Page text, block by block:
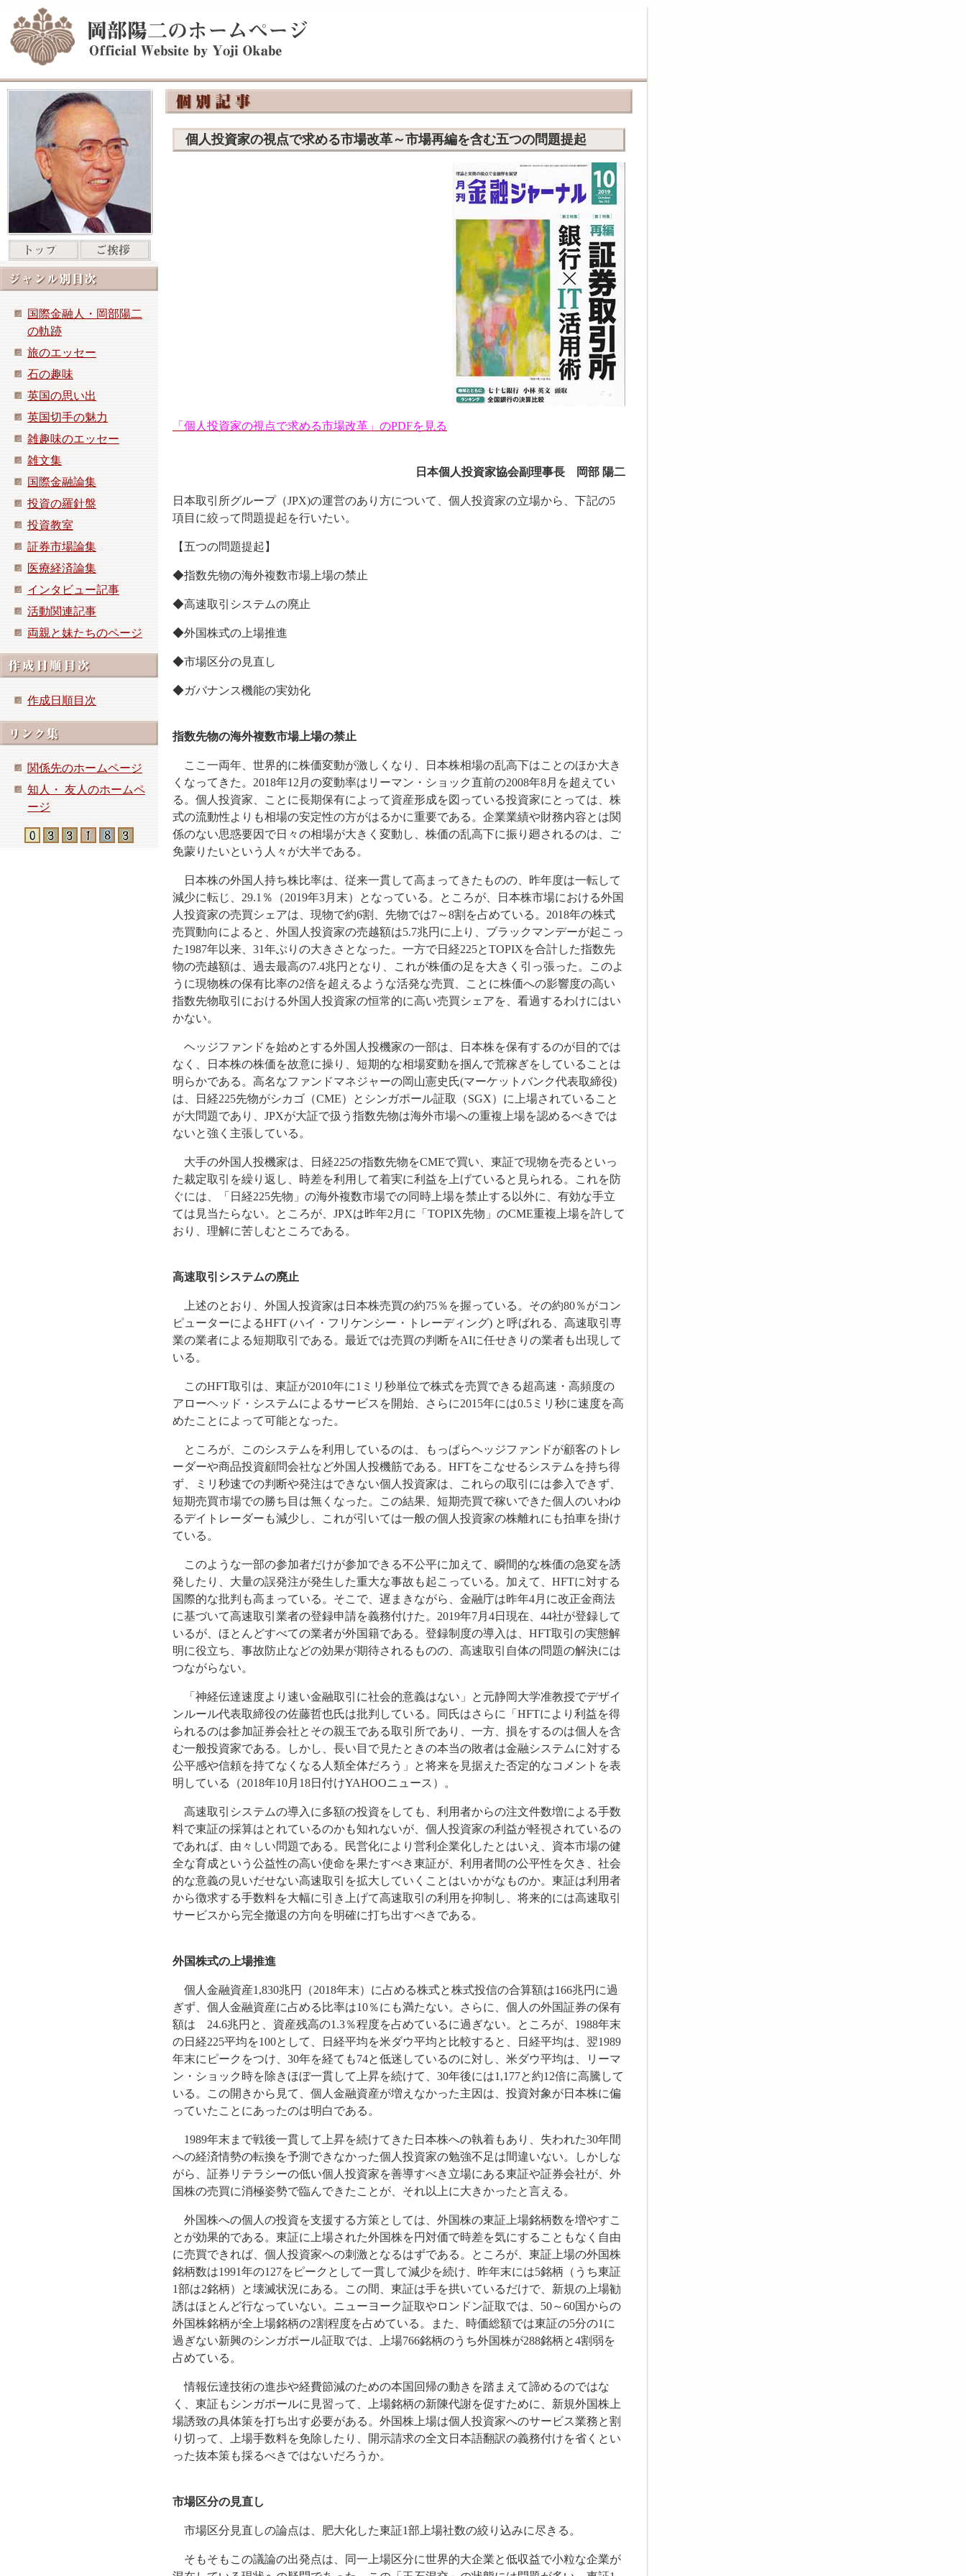
国際金融人・岡部陽二
の軌跡
旅のエッセー
石の趣味
英国の思い出
英国切手の魅力
雑趣味のエッセー
雑文集
国際金融論集
投資の羅針盤
投資教室
証券市場論集
医療経済論集
インタビュー記事
活動関連記事
両親と妹たちのページ
作成日順目次
関係先のホームページ
知人・ 友人のホームペ
ージ
個人投資家の視点で求める市場改革～市場再編を含む五つの問題提起
「個人投資家の視点で求める市場改革」のPDFを見る
日本個人投資家協会副理事長 岡部 陽二
日本取引所グループ（JPX)の運営のあり方について、個人投資家の立場から、下記の5
項目に絞って問題提起を行いたい。
【五つの問題提起】
◆指数先物の海外複数市場上場の禁止
◆高速取引システムの廃止
◆外国株式の上場推進
◆市場区分の見直し
◆ガバナンス機能の実効化
指数先物の海外複数市場上場の禁止
ここ一両年、世界的に株価変動が激しくなり、日本株相場の乱高下はことのほか大き
くなってきた。2018年12月の変動率はリーマン・ショック直前の2008年8月を超えてい
る。個人投資家、ことに長期保有によって資産形成を図っている投資家にとっては、株
式の流動性よりも相場の安定性の方がはるかに重要である。企業業績や財務内容とは関
係のない思惑要因で日々の相場が大きく変動し、株価の乱高下に振り廻されるのは、ご
免蒙りたいという人々が大半である。
日本株の外国人持ち株比率は、従来一貫して高まってきたものの、昨年度は一転して
減少に転じ、29.1％（2019年3月末）となっている。ところが、日本株市場における外国
人投資家の売買シェアは、現物で約6割、先物では7～8割を占めている。2018年の株式
売買動向によると、外国人投資家の売越額は5.7兆円に上り、ブラックマンデーが起こっ
た1987年以来、31年ぶりの大きさとなった。一方で日経225とTOPIXを合計した指数先
物の売越額は、過去最高の7.4兆円となり、これが株価の足を大きく引っ張った。このよ
うに現物株の保有比率の2倍を超えるような活発な売買、ことに株価への影響度の高い
指数先物取引における外国人投資家の恒常的に高い売買シェアを、看過するわけにはい
かない。
ヘッジファンドを始めとする外国人投機家の一部は、日本株を保有するのが目的では
なく、日本株の株価を故意に操り、短期的な相場変動を掴んで荒稼ぎをしていることは
明らかである。高名なファンドマネジャーの岡山憲史氏(マーケットバンク代表取締役)
は、日経225先物がシカゴ（CME）とシンガポール証取（SGX）に上場されていること
が大問題であり、JPXが大証で扱う指数先物は海外市場への重複上場を認めるべきでは
ないと強く主張している。
大手の外国人投機家は、日経225の指数先物をCMEで買い、東証で現物を売るといっ
た裁定取引を繰り返し、時差を利用して着実に利益を上げていると見られる。これを防
ぐには、「日経225先物」の海外複数市場での同時上場を禁止する以外に、有効な手立
ては見当たらない。ところが、JPXは昨年2月に「TOPIX先物」のCME重複上場を許して
おり、理解に苦しむところである。
高速取引システムの廃止
上述のとおり、外国人投資家は日本株売買の約75％を握っている。その約80％がコン
ピューターによるHFT (ハイ・フリケンシー・トレーディング) と呼ばれる、高速取引専
業の業者による短期取引である。最近では売買の判断をAIに任せきりの業者も出現して
いる。
このHFT取引は、東証が2010年に1ミリ秒単位で株式を売買できる超高速・高頻度の
アローヘッド・システムによるサービスを開始、さらに2015年には0.5ミリ秒に速度を高
めたことによって可能となった。
ところが、このシステムを利用しているのは、もっぱらヘッジファンドが顧客のトレ
ーダーや商品投資顧問会社など外国人投機筋である。HFTをこなせるシステムを持ち得
ず、ミリ秒速での判断や発注はできない個人投資家は、これらの取引には参入できず、
短期売買市場での勝ち目は無くなった。この結果、短期売買で稼いできた個人のいわゆ
るデイトレーダーも減少し、これが引いては一般の個人投資家の株離れにも拍車を掛け
ている。
このような一部の参加者だけが参加できる不公平に加えて、瞬間的な株価の急変を誘
発したり、大量の誤発注が発生した重大な事故も起こっている。加えて、HFTに対する
国際的な批判も高まっている。そこで、遅まきながら、金融庁は昨年4月に改正金商法
に基づいて高速取引業者の登録申請を義務付けた。2019年7月4日現在、44社が登録して
いるが、ほとんどすべての業者が外国籍である。登録制度の導入は、HFT取引の実態解
明に役立ち、事故防止などの効果が期待されるものの、高速取引自体の問題の解決には
つながらない。
「神経伝達速度より速い金融取引に社会的意義はない」と元静岡大学准教授でデザイ
ンルール代表取締役の佐藤哲也氏は批判している。同氏はさらに「HFTにより利益を得
られるのは参加証券会社とその親玉である取引所であり、一方、損をするのは個人を含
む一般投資家である。しかし、長い目で見たときの本当の敗者は金融システムに対する
公平感や信頼を持てなくなる人類全体だろう」と将来を見据えた否定的なコメントを表
明している（2018年10月18日付けYAHOOニュース）。
高速取引システムの導入に多額の投資をしても、利用者からの注文件数増による手数
料で東証の採算はとれているのかも知れないが、個人投資家の利益が軽視されているの
であれば、由々しい問題である。民営化により営利企業化したとはいえ、資本市場の健
全な育成という公益性の高い使命を果たすべき東証が、利用者間の公平性を欠き、社会
的な意義の見いだせない高速取引を拡大していくことはいかがなものか。東証は利用者
から徴求する手数料を大幅に引き上げて高速取引の利用を抑制し、将来的には高速取引
サービスから完全撤退の方向を明確に打ち出すべきである。
外国株式の上場推進
個人金融資産1,830兆円（2018年末）に占める株式と株式投信の合算額は166兆円に過
ぎず、個人金融資産に占める比率は10％にも満たない。さらに、個人の外国証券の保有
額は 24.6兆円と、資産残高の1.3％程度を占めているに過ぎない。ところが、1988年末
の日経225平均を100として、日経平均を米ダウ平均と比較すると、日経平均は、翌1989
年末にピークをつけ、30年を経ても74と低迷しているのに対し、米ダウ平均は、リーマ
ン・ショック時を除きほぼ一貫して上昇を続けて、30年後には1,177と約12倍に高騰して
いる。この開きから見て、個人金融資産が増えなかった主因は、投資対象が日本株に偏
っていたことにあったのは明白である。
1989年末まで戦後一貫して上昇を続けてきた日本株への執着もあり、失われた30年間
への経済情勢の転換を予測できなかった個人投資家の勉強不足は間違いない。しかしな
がら、証券リテラシーの低い個人投資家を善導すべき立場にある東証や証券会社が、外
国株の売買に消極姿勢で臨んできたことが、それ以上に大きかったと言える。
外国株への個人の投資を支援する方策としては、外国株の東証上場銘柄数を増やすこ
とが効果的である。東証に上場された外国株を円対価で時差を気にすることもなく自由
に売買できれば、個人投資家への刺激となるはずである。ところが、東証上場の外国株
銘柄数は1991年の127をピークとして一貫して減少を続け、昨年末には5銘柄（うち東証
1部は2銘柄）と壊滅状況にある。この間、東証は手を拱いているだけで、新規の上場勧
誘はほとんど行なっていない。ニューヨーク証取やロンドン証取では、50～60国からの
外国株銘柄が全上場銘柄の2割程度を占めている。また、時価総額では東証の5分の1に
過ぎない新興のシンガポール証取では、上場766銘柄のうち外国株が288銘柄と4割弱を
占めている。
情報伝達技術の進歩や経費節減のための本国回帰の動きを踏まえて諦めるのではな
く、東証もシンガポールに見習って、上場銘柄の新陳代謝を促すために、新規外国株上
場誘致の具体策を打ち出す必要がある。外国株上場は個人投資家へのサービス業務と割
り切って、上場手数料を免除したり、開示請求の全文日本語翻訳の義務付けを省くとい
った抜本策も採るべきではないだろうか。
市場区分の見直し
市場区分見直しの論点は、肥大化した東証1部上場社数の絞り込みに尽きる。
そもそもこの議論の出発点は、同一上場区分に世界的大企業と低収益で小粒な企業が